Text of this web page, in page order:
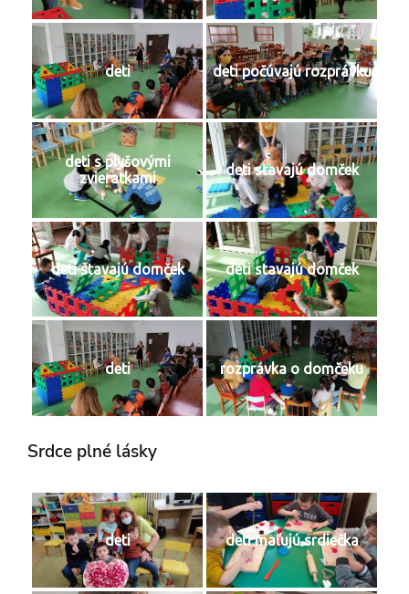
deti deti počúvajú rozprávku
deti s plyšovými
zvieratkami
deti stavajú domček
deti stavajú domček deti stavajú domček
deti rozprávka o domčeku
Srdce plné lásky
deti deti maľujú srdiečka